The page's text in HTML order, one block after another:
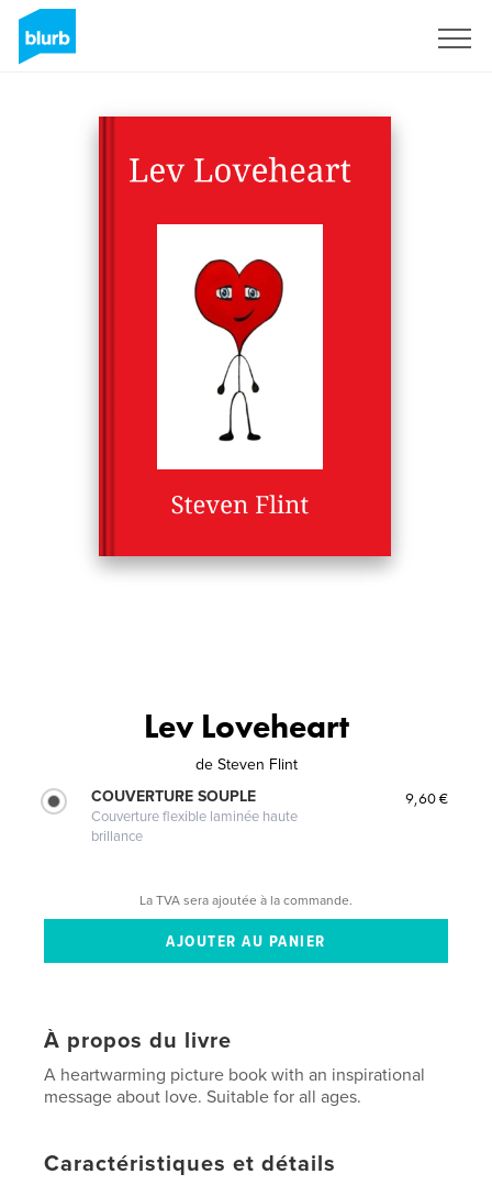
Lev Loveheart
de Steven Flint
COUVERTURE SOUPLE
Couverture flexible laminée haute
brillance
9,60 €
La TVA sera ajoutée à la commande.
À propos du livre
A heartwarming picture book with an inspirational
message about love. Suitable for all ages.
Caractéristiques et détails